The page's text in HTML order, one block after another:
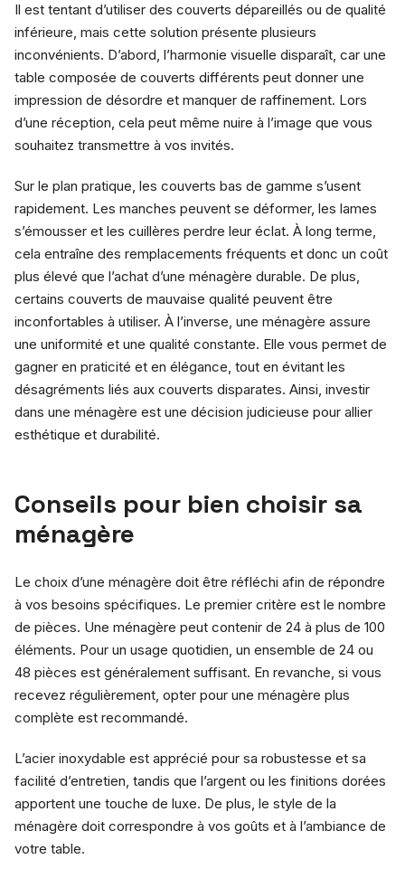
Il est tentant d’utiliser des couverts dépareillés ou de qualité
inférieure, mais cette solution présente plusieurs
inconvénients. D’abord, l’harmonie visuelle disparaît, car une
table composée de couverts différents peut donner une
impression de désordre et manquer de raffinement. Lors
d’une réception, cela peut même nuire à l’image que vous
souhaitez transmettre à vos invités.
Sur le plan pratique, les couverts bas de gamme s’usent
rapidement. Les manches peuvent se déformer, les lames
s’émousser et les cuillères perdre leur éclat. À long terme,
cela entraîne des remplacements fréquents et donc un coût
plus élevé que l’achat d’une ménagère durable. De plus,
certains couverts de mauvaise qualité peuvent être
inconfortables à utiliser. À l’inverse, une ménagère assure
une uniformité et une qualité constante. Elle vous permet de
gagner en praticité et en élégance, tout en évitant les
désagréments liés aux couverts disparates. Ainsi, investir
dans une ménagère est une décision judicieuse pour allier
esthétique et durabilité.
Conseils pour bien choisir sa
ménagère
Le choix d’une ménagère doit être réfléchi afin de répondre
à vos besoins spécifiques. Le premier critère est le nombre
de pièces. Une ménagère peut contenir de 24 à plus de 100
éléments. Pour un usage quotidien, un ensemble de 24 ou
48 pièces est généralement suffisant. En revanche, si vous
recevez régulièrement, opter pour une ménagère plus
complète est recommandé.
L’acier inoxydable est apprécié pour sa robustesse et sa
facilité d’entretien, tandis que l’argent ou les finitions dorées
apportent une touche de luxe. De plus, le style de la
ménagère doit correspondre à vos goûts et à l’ambiance de
votre table.